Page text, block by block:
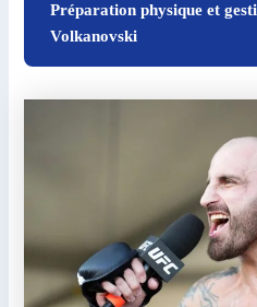
Préparation physique et
Volkanovski